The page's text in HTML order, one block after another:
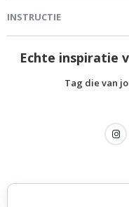
INSTRUCTIE
Echte inspiratie
Tag die van